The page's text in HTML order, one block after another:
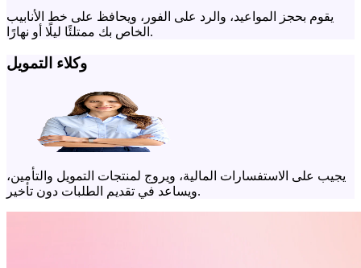
يقوم بحجز المواعيد، والرد على الفور، ويحافظ على خط الأنابيب
الخاص بك ممتلئًا ليلًا أو نهارًا.
وكلاء التمويل
يجيب على الاستفسارات المالية، ويروج لمنتجات التمويل والتأمين،
ويساعد في تقديم الطلبات دون تأخير.